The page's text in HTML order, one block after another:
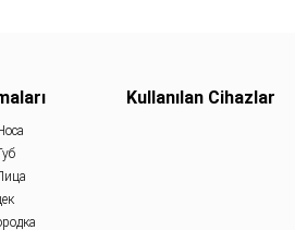
Kullanılan Cihazlar